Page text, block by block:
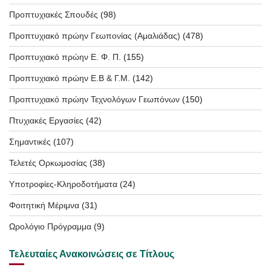
Προπτυχιακές Σπουδές (98)
Προπτυχιακό πρώην Γεωπονίας (Αμαλιάδας) (478)
Προπτυχιακό πρώην Ε. Φ. Π. (155)
Προπτυχιακό πρώην Ε.Β & Γ.Μ. (142)
Προπτυχιακό πρώην Τεχνολόγων Γεωπόνων (150)
Πτυχιακές Εργασίες (42)
Σημαντικές (107)
Τελετές Ορκωμοσίας (38)
Υποτροφίες-Κληροδοτήματα (24)
Φοιτητική Μέριμνα (31)
Ωρολόγιο Πρόγραμμα (9)
Τελευταίες Ανακοινώσεις σε Τίτλους